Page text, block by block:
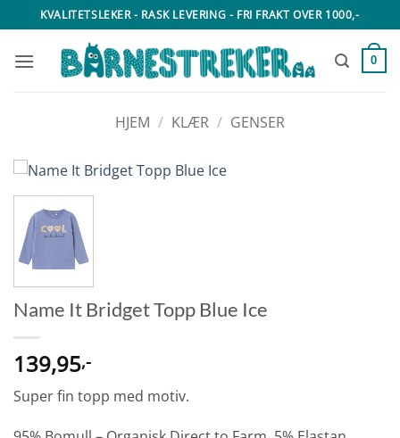
to
content
KVALITETSLEKER - RASK LEVERING - FRI FRAKT OVER 1000,-
0
HJEM / KLÆR / GENSER
Name It Bridget Topp Blue Ice
139,95,-
Super fin topp med motiv.